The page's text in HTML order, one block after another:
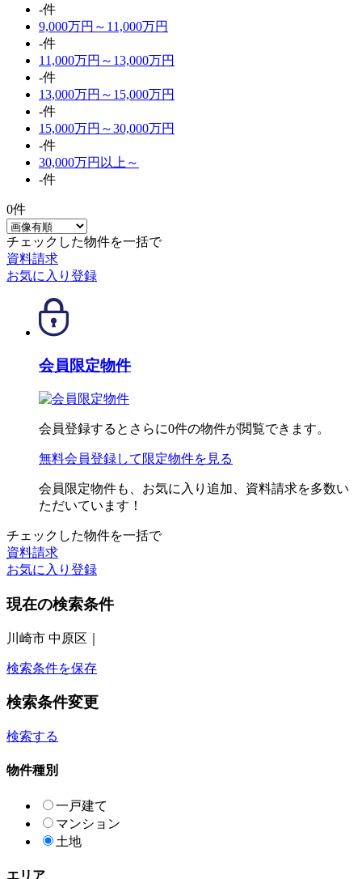
-件
9,000万円～11,000万円
-件
11,000万円～13,000万円
-件
13,000万円～15,000万円
-件
15,000万円～30,000万円
-件
30,000万円以上～
-件
0件
チェックした物件を一括で
資料請求
お気に入り登録
会員限定物件
会員登録するとさらに0件の物件が閲覧できます。
無料会員登録して限定物件を見る
会員限定物件も、お気に入り追加、資料請求を多数い
ただいています！
チェックした物件を一括で
資料請求
お気に入り登録
現在の検索条件
川崎市 中原区｜
検索条件を保存
検索条件変更
検索する
物件種別
一戸建て
マンション
土地
エリア